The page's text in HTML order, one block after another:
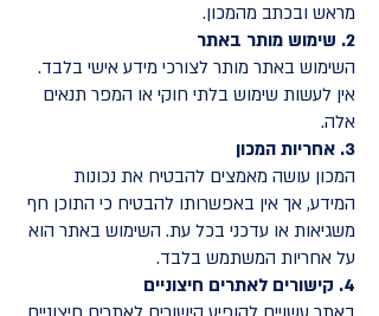
מראש ובכתב מהמכון.
2. שימוש מותר באתר
השימוש באתר מותר לצורכי מידע אישי בלבד.
אין לעשות שימוש בלתי חוקי או המפר תנאים
אלה.
3. אחריות המכון
המכון עושה מאמצים להבטיח את נכונות
המידע, אך אין באפשרותו להבטיח כי התוכן חף
משגיאות או עדכני בכל עת. השימוש באתר הוא
על אחריות המשתמש בלבד.
4. קישורים לאתרים חיצוניים